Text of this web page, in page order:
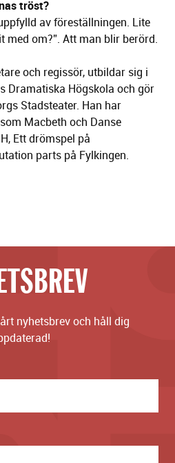
tröst?
av föreställningen. Lite
med om?”. Att man blir berörd.
och regissör, utbildar sig i
Dramatiska Högskola och gör
Stadsteater. Han har
Macbeth och Danse
Ett drömspel på
parts på Fylkingen.
nyhetsbrev och håll dig